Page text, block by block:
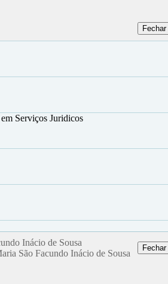
Serviços Juridicos
Inácio de Sousa
São Facundo Inácio de Sousa